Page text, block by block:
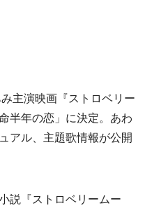
主演映画『ストロベリー
半年の恋」に決定。あわ
アル、主題歌情報が公開
説『ストロベリームー